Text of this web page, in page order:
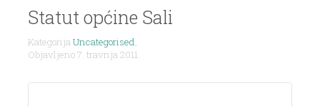
Statut općine Sali
KategorijaUncategorised,
Objavljeno 7. travnja 2011.